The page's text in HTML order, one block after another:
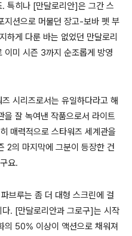
. 특히나 [만달로리안]은 그간 스
지션으로 머물던 장고-보바 펫 부
하게 다룬 바는 없었던 만달로리
이미 시즌 3까지 순조롭게 방영
시리즈로서는 유일하다라고 해
을 잘 녹여낸 작품으로서 라이트
매력적으로 스타워즈 세계관을
2의 마지막에 그분이 등장한 건
요.
브루는 좀 더 대형 스크린에 걸
다. [만달로리안과 그로구]는 시작
의 50% 이상이 액션으로 채워져